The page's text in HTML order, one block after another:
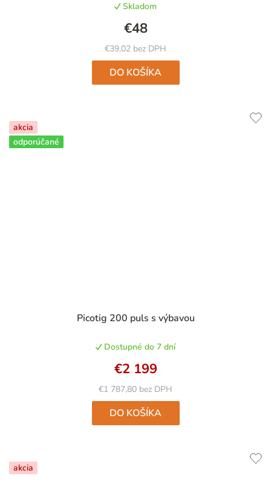
je
4,9
z
5
hviezdičiek.
Skladom
€39,02 bez DPH
€48
DO KOŠÍKA
akcia
odporúčané
Picotig 200 puls s výbavou
hodnotenie
je
5,0
z
5
hviezdičiek.
Dostupné do 7 dní
€1 787,80 bez DPH
€2 199
DO KOŠÍKA
akcia